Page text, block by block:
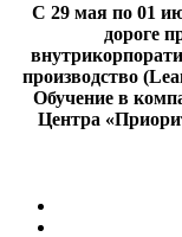
С 29 мая по 01
дороге
производство
Обучение в
Центра